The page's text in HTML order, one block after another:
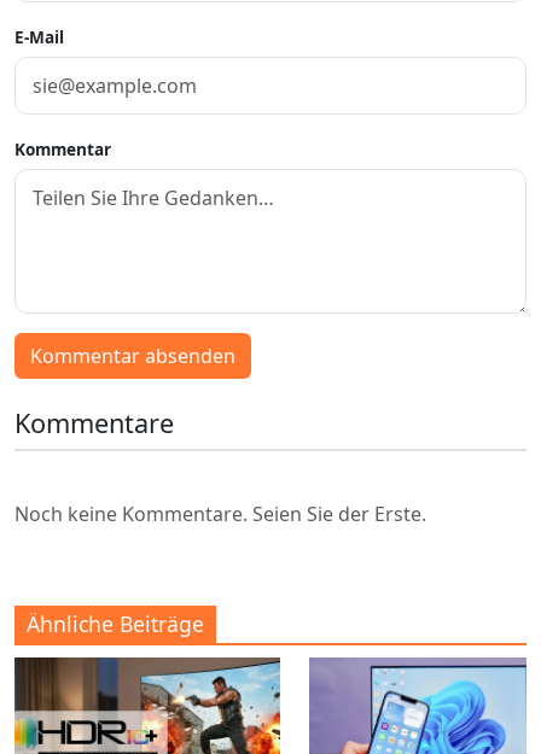
E-Mail
Kommentar
Kommentar absenden
Kommentare
Noch keine Kommentare. Seien Sie der Erste.
Ähnliche Beiträge